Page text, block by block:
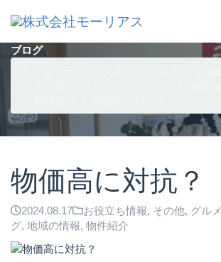
ブログ
物価高に対抗？
2024.08.17 お役立ち情報, その他, グルメ
グ, 地域の情報, 物件紹介